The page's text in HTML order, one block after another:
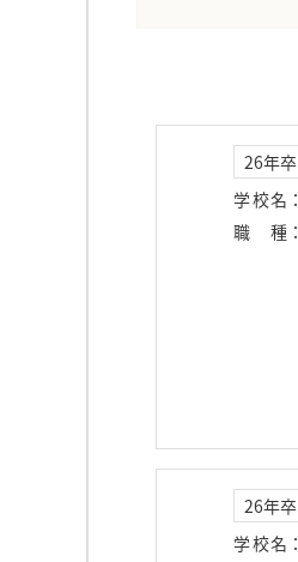
26年卒
学校名 ：
職種 ：
26年卒
学校名 ：